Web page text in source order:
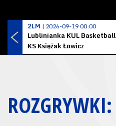
2LM | 2026-09-19 00:00
Lublinianka KUL Basketball
KS Księżak Łowicz
ROZGRYWKI: